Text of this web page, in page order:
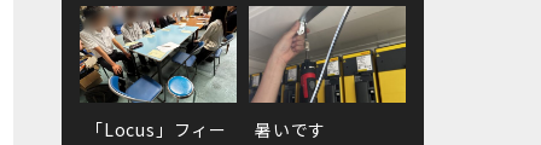
「Locus」フィー
暑いです
改めまして自己紹
社員の休日